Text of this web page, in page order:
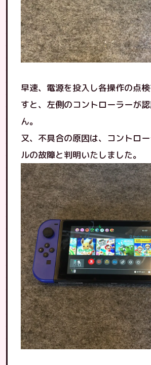
早速、電源を投入し各操作の点
すと、左側のコントローラーが
ん。
又、不具合の原因は、コントロ
ルの故障と判明いたしました。